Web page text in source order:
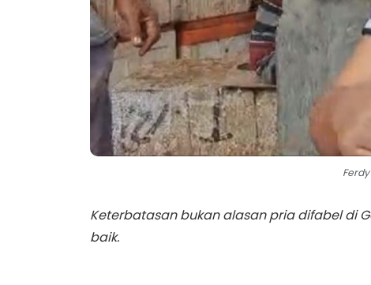
Keterbatasan bukan alasan pria difabel di
baik.